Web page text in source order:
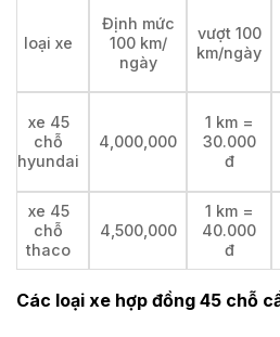
loại xe
Định mức
100 km/
ngày
vượt 100
km/ngày
xe 45
chỗ
hyundai
4,000,000
1 km =
30.000
đ
xe 45
chỗ
thaco
4,500,000
1 km =
40.000
đ
Các loại xe hợp đồng 45 chỗ